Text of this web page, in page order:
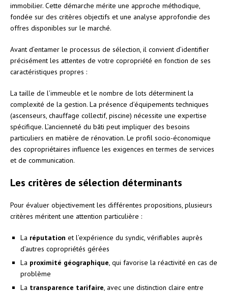
immobilier. Cette démarche mérite une approche méthodique,
fondée sur des critères objectifs et une analyse approfondie des
offres disponibles sur le marché.
Avant d’entamer le processus de sélection, il convient d’identifier
précisément les attentes de votre copropriété en fonction de ses
caractéristiques propres :
La taille de l’immeuble et le nombre de lots déterminent la
complexité de la gestion. La présence d’équipements techniques
(ascenseurs, chauffage collectif, piscine) nécessite une expertise
spécifique. L’ancienneté du bâti peut impliquer des besoins
particuliers en matière de rénovation. Le profil socio-économique
des copropriétaires influence les exigences en termes de services
et de communication.
Les critères de sélection déterminants
Pour évaluer objectivement les différentes propositions, plusieurs
critères méritent une attention particulière :
La réputation et l’expérience du syndic, vérifiables auprès
d’autres copropriétés gérées
La proximité géographique , qui favorise la réactivité en cas de
problème
La transparence tarifaire , avec une distinction claire entre